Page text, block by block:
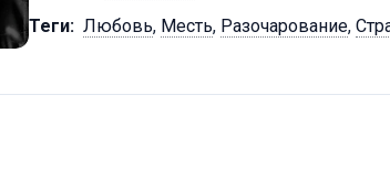
Теги: Любовь, Месть, Разочарование,